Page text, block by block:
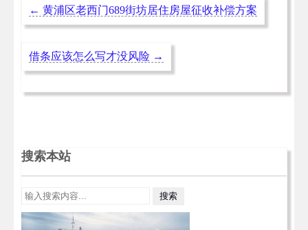
← 黄浦区老西门689街坊居住房屋征收补偿方案
借条应该怎么写才没风险 →
搜索本站